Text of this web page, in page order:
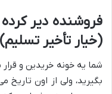
فروشنده دیر
(خیار تأخیر تسلیم)
شما یه خونه خریدین و
بگیرید، ولی از اون